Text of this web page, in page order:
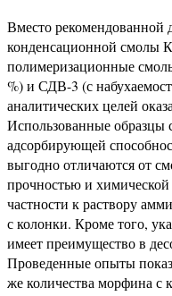
Вместо рекомендованной
конденсационной смолы
полимеризационные
%) и СДВ-3 (с
аналитических целей
Использованные
адсорбирующей
выгодно отличаются от
прочностью и
частности к раствору
с колонки. Кроме того,
имеет преимущество в
Проведенные опыты
же количества морфина с